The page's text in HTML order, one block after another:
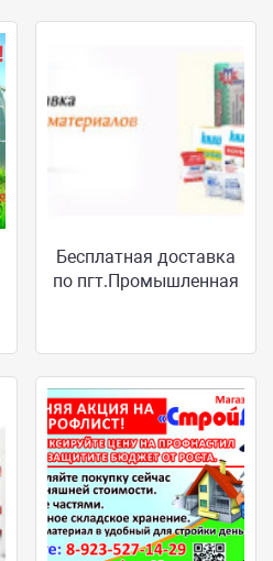
Бесплатная доставка
по пгт.Промышленная